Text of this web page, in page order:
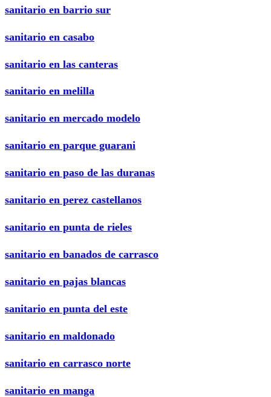
sanitario en barrio sur
sanitario en casabo
sanitario en las canteras
sanitario en melilla
sanitario en mercado modelo
sanitario en parque guarani
sanitario en paso de las duranas
sanitario en perez castellanos
sanitario en punta de rieles
sanitario en banados de carrasco
sanitario en pajas blancas
sanitario en punta del este
sanitario en maldonado
sanitario en carrasco norte
sanitario en manga